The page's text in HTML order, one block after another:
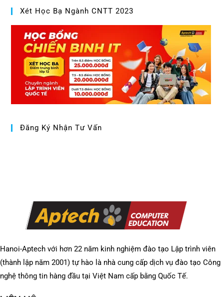
Xét Học Bạ Ngành CNTT 2023
Đăng Ký Nhận Tư Vấn
Hanoi-Aptech với hơn 22 năm kinh nghiệm đào tạo Lập trình viên
(thành lập năm 2001) tự hào là nhà cung cấp dịch vụ đào tạo Công
nghệ thông tin hàng đầu tại Việt Nam cấp bằng Quốc Tế.